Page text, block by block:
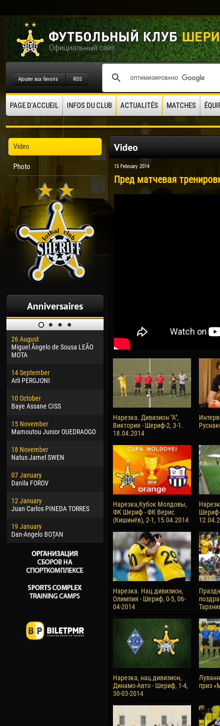
Ajouter aux favoris RSS
PAGE D'ACCUEIL INFOS DU CLUB ACTUALITÉS MATCHES
Video
Photo
Anniversaires
26 August
Miguel Ângelo de Sousa LEÃO
MOTA
14 September
Arli PERGJONI
10 October
Baye Assane CISS
15 November
Mamoutou Junior OUEDRAOGO
18 November
Natus Jamel SWEN
07 January
Danila FOROV
12 January
Juan Carlos PINEDA TORRES
19 January
Dan-Angelo BOȚAN
30 January
Dhoraso Moreo KLAS
Vladislav COSTIN
02 March
Veaceslav COZMA
09 March
Emmanuel AFETSE
Jayder Moreno ASPRILLA
22 March
Samba KONÉ
26 March
Vitor Hugo Morais de OLIVEIRA
28 March
Raí LOPES DE OLIVEIRA
04
13
15
24
10
15
17
Video
15 February 2014
Пред матчевая
Нарезка. Дивизион "А",
Виктория - Шериф-2, 3-1.
18.04.2014
Нарезка,Кубок Молдовы,
ФК Шериф - ФК Верис
(Кишинёв), 2-1, 15.04.2014
Шериф-
Нарезка. Нац.дивизион,
Олимпия - Шериф, 0-5, 06-
04-2014
Нарезка, нац.дивизион,
Динамо-Авто - Шериф, 1-4,
30-03-2014
приз